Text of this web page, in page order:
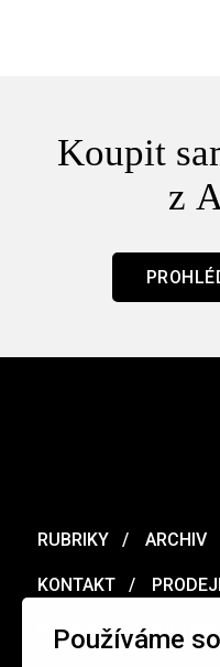
Používáme
Koupit
z
RUBRIKY ARCHIV
KONTAKT
MERCH VOUCHER